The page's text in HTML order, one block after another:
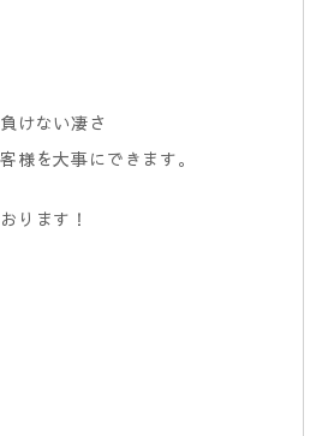
けない凄さ
様を大事にできます。
ります！